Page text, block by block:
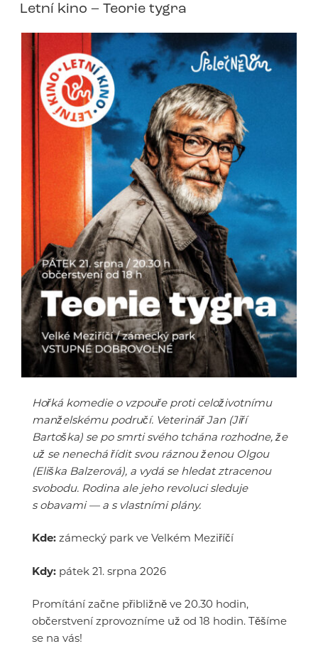
Letní kino – Teorie tygra
Hořká komedie o vzpouře proti celoživotnímu
manželskému područí. Veterinář Jan (Jiří
Bartoška) se po smrti svého tchána rozhodne, že
už se nenechá řídit svou ráznou ženou Olgou
(Eliška Balzerová), a vydá se hledat ztracenou
svobodu. Rodina ale jeho revoluci sleduje
s obavami — a s vlastními plány.
Kde: zámecký park ve Velkém Meziříčí
Kdy: pátek 21. srpna 2026
Promítání začne přibližně ve 20.30 hodin,
občerstvení zprovozníme už od 18 hodin. Těšíme
se na vás!